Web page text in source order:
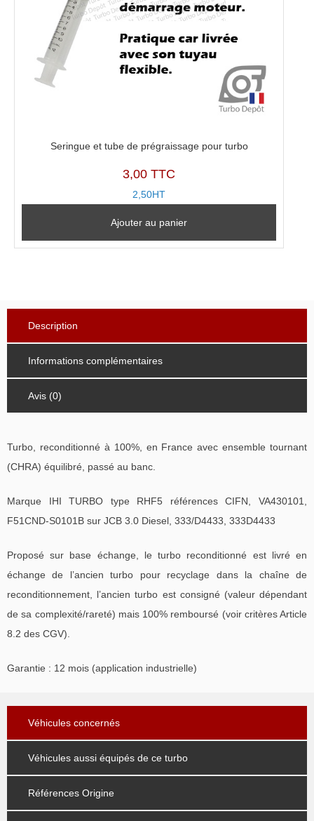
Seringue et tube de prégraissage pour turbo
3,00 TTC
2,50HT
Ajouter au panier
Description
Informations complémentaires
Avis (0)
Turbo, reconditionné à 100%, en France avec ensemble tournant
(CHRA) équilibré, passé au banc.
Marque IHI TURBO type RHF5 références CIFN, VA430101,
F51CND-S0101B sur JCB 3.0 Diesel, 333/D4433, 333D4433
Proposé sur base échange, le turbo reconditionné est livré en
échange de l’ancien turbo pour recyclage dans la chaîne de
reconditionnement, l’ancien turbo est consigné (valeur dépendant
de sa complexité/rareté) mais 100% remboursé (voir critères Article
8.2 des CGV).
Garantie : 12 mois (application industrielle)
Véhicules concernés
Véhicules aussi équipés de ce turbo
Références Origine